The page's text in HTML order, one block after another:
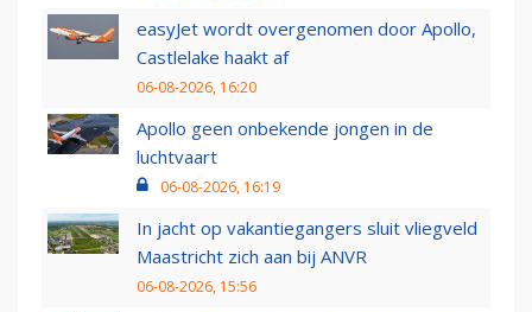
easyJet wordt overgenomen door Apollo,
Castlelake haakt af
06-08-2026, 16:20
Apollo geen onbekende jongen in de
luchtvaart
06-08-2026, 16:19
In jacht op vakantiegangers sluit vliegveld
Maastricht zich aan bij ANVR
06-08-2026, 15:56